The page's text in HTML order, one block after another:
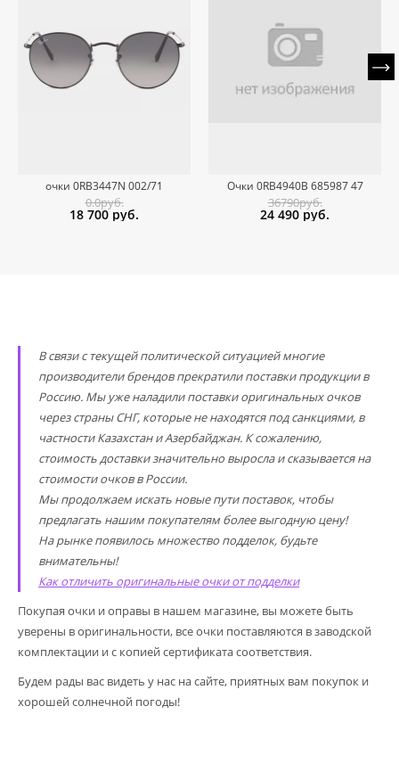
очки 0RB3447N 002/71
0.0руб.
18 700 руб.
Очки 0RB4940B 685987 47
36790руб.
24 490 руб.
В связи с текущей политической ситуацией многие
производители брендов прекратили поставки продукции в
Россию. Мы уже наладили поставки оригинальных очков
через страны СНГ, которые не находятся под санкциями, в
частности Казахстан и Азербайджан. К сожалению,
стоимость доставки значительно выросла и сказывается на
стоимости очков в России.
Мы продолжаем искать новые пути поставок, чтобы
предлагать нашим покупателям более выгодную цену!
На рынке появилось множество подделок, будьте
внимательны!
Как отличить оригинальные очки от подделки
Покупая очки и оправы в нашем магазине, вы можете быть
уверены в оригинальности, все очки поставляются в заводской
комплектации и с копией сертификата соответствия.
Будем рады вас видеть у нас на сайте, приятных вам покупок и
хорошей солнечной погоды!